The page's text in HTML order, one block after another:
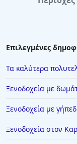
Επιλεγμένες
Τα καλύτερα
Ξενοδοχεία με
Ξενοδοχεία με
Ξενοδοχεία στον